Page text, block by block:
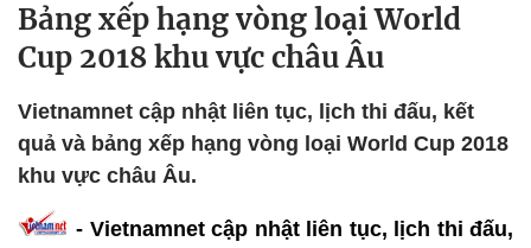
Bảng xếp hạng vòng loại World
Cup 2018 khu vực châu Âu
Vietnamnet cập nhật liên tục, lịch thi đấu, kết
quả và bảng xếp hạng vòng loại World Cup 2018
khu vực châu Âu.
- Vietnamnet cập nhật liên tục, lịch thi đấu,